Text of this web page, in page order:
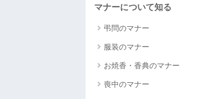
マナーについて知る
弔問のマナー
服装のマナー
お焼香・香典のマナー
喪中のマナー